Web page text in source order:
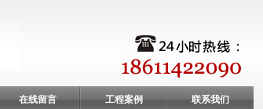
在线留言 工程案例 联系我们